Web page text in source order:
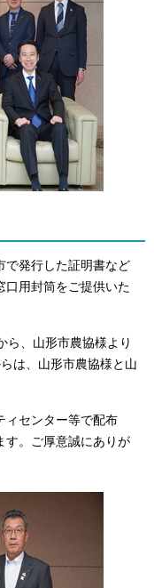
で発行した証明書など
口用封筒をご提供いた
ら、山形市農協様より
は、山形市農協様と山
ィセンター等で配布
す。ご厚意誠にありが